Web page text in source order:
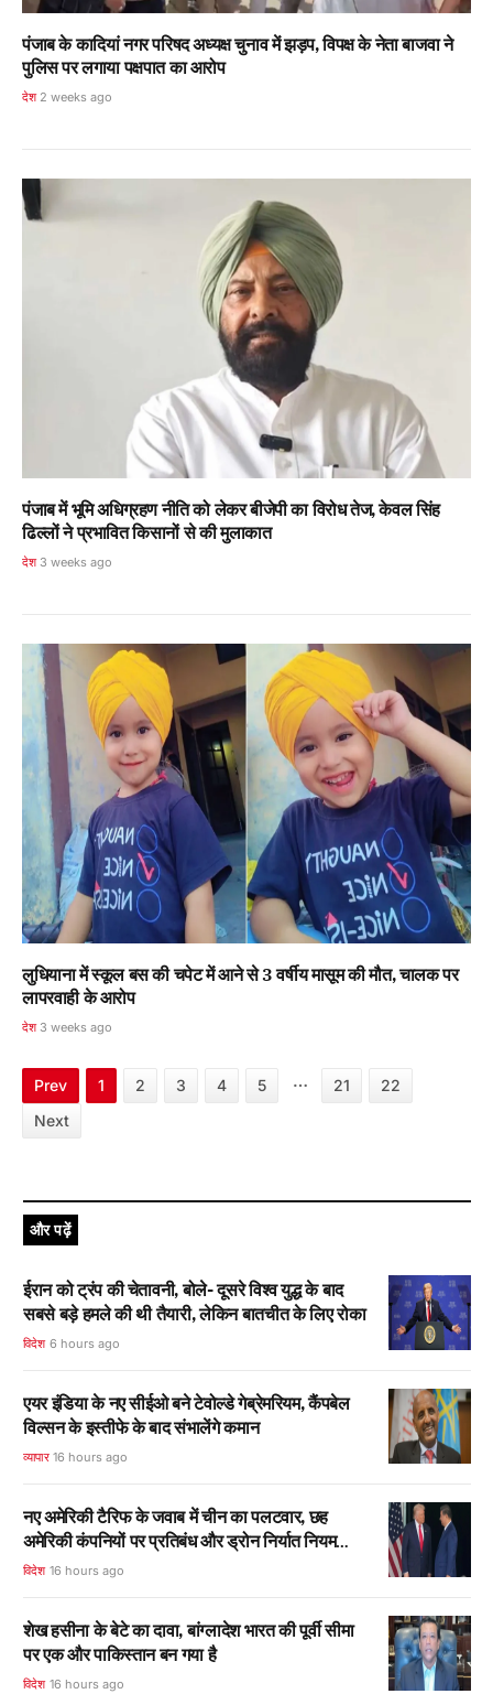
पंजाब के कादियां नगर परिषद अध्यक्ष चुनाव में झड़प, विपक्ष के नेता बाजवा ने
पुलिस पर लगाया पक्षपात का आरोप
देश 2 weeks ago
पंजाब में भूमि अधिग्रहण नीति को लेकर बीजेपी का विरोध तेज, केवल सिंह
ढिल्लों ने प्रभावित किसानों से की मुलाकात
देश 3 weeks ago
लुधियाना में स्कूल बस की चपेट में आने से 3 वर्षीय मासूम की मौत, चालक पर
लापरवाही के आरोप
देश 3 weeks ago
Prev 1 2 3 4 5 … 21
22
Next
और पढ़ें
ईरान को ट्रंप की चेतावनी, बोले- दूसरे विश्व युद्ध के बाद
सबसे बड़े हमले की थी तैयारी, लेकिन बातचीत के लिए रोका
विदेश 6 hours ago
एयर इंडिया के नए सीईओ बने टेवोल्डे गेब्रेमरियम, कैंपबेल
विल्सन के इस्तीफे के बाद संभालेंगे कमान
व्यापार 16 hours ago
नए अमेरिकी टैरिफ के जवाब में चीन का पलटवार, छह
अमेरिकी कंपनियों पर प्रतिबंध और ड्रोन निर्यात नियम
सख्त
विदेश 16 hours ago
शेख हसीना के बेटे का दावा, बांग्लादेश भारत की पूर्वी सीमा
पर एक और पाकिस्तान बन गया है
विदेश 16 hours ago